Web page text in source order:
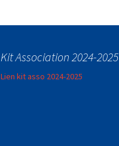
Kit Association 2024-2025
Lien kit asso 2024-2025